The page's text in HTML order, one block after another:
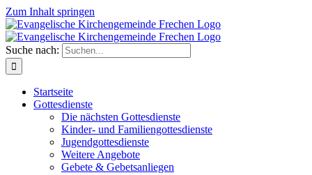
Zum Inhalt springen
Suche nach:
Startseite
Gottesdienste
Die nächsten Gottesdienste
Kinder- und Familiengottesdienste
Jugendgottesdienste
Weitere Angebote
Gebete & Gebetsanliegen